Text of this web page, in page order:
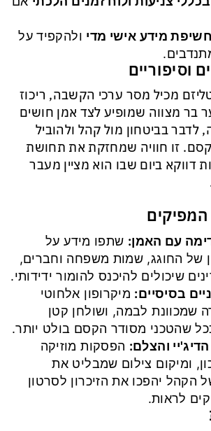
מידע אישי מדי ולהקפיד על
וסיפוריים
מכיל מסר ערכי הקשבה, ריכוז
בר מצווה שמופיע לצד אמן חושים
לדבר בביטחון מול קהל ולהוביל
זו חוויה שמחזקת את תחושת
דווקא ביום שבו הוא מציין מעבר
המפיקים
עם האמן: שתפו מידע על
של החוגג, שמות משפחה וחברים,
שיכולים להיכנס להומור ידידותי.
בסיסיים: מיקרופון אלחוטי
שמכוונת לבמה, ושולחן קטן
ככל שהטכני מסודר הקסם בולט יותר.
והצלם: הפסקות מוזיקה
ומיקום צילום שמבליט את
הקהל יהפכו את הזיכרון לסרטון
לראות.